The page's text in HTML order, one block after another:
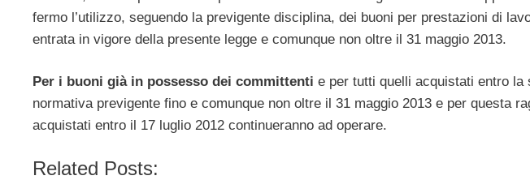
fermo l’utilizzo, seguendo la previgente disciplina, dei buoni per prestazioni di
entrata in vigore della presente legge e comunque non oltre il 31 maggio 2013.
Per i buoni già in possesso dei committenti e per tutti quelli acquistati entro
normativa previgente fino e comunque non oltre il 31 maggio 2013 e per questa
acquistati entro il 17 luglio 2012 continueranno ad operare.
Related Posts: